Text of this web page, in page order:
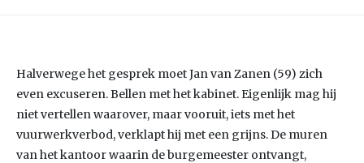
Halverwege het gesprek moet Jan van Zanen (59) zich
even excuseren. Bellen met het kabinet. Eigenlijk mag hij
niet vertellen waarover, maar vooruit, iets met het
vuurwerkverbod, verklapt hij met een grijns. De muren
van het kantoor waarin de burgemeester ontvangt,